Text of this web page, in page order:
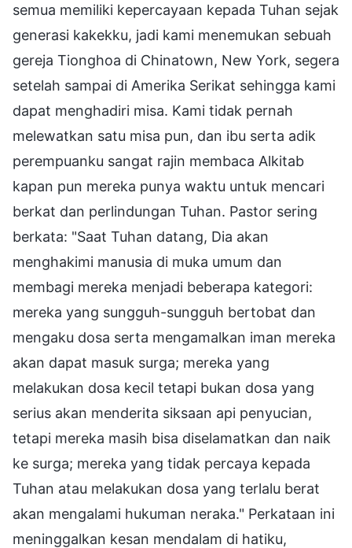
semua memiliki kepercayaan kepada Tuhan sejak
generasi kakekku, jadi kami menemukan sebuah
gereja Tionghoa di Chinatown, New York, segera
setelah sampai di Amerika Serikat sehingga kami
dapat menghadiri misa. Kami tidak pernah
melewatkan satu misa pun, dan ibu serta adik
perempuanku sangat rajin membaca Alkitab
kapan pun mereka punya waktu untuk mencari
berkat dan perlindungan Tuhan. Pastor sering
berkata: "Saat Tuhan datang, Dia akan
menghakimi manusia di muka umum dan
membagi mereka menjadi beberapa kategori:
mereka yang sungguh-sungguh bertobat dan
mengaku dosa serta mengamalkan iman mereka
akan dapat masuk surga; mereka yang
melakukan dosa kecil tetapi bukan dosa yang
serius akan menderita siksaan api penyucian,
tetapi mereka masih bisa diselamatkan dan naik
ke surga; mereka yang tidak percaya kepada
Tuhan atau melakukan dosa yang terlalu berat
akan mengalami hukuman neraka." Perkataan ini
meninggalkan kesan mendalam di hatiku,